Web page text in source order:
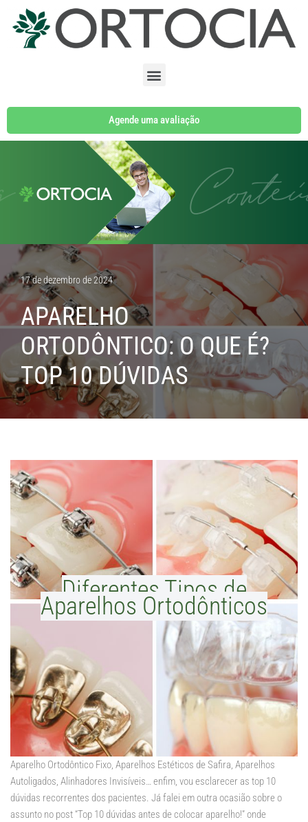
Pular
Agende uma avaliação
17 de dezembro de 2024
APARELHO
ORTODÔNTICO: O QUE É?
TOP 10 DÚVIDAS
Diferentes Tipos de
Aparelhos Ortodônticos
Aparelho Ortodôntico Fixo, Aparelhos Estéticos de Safira, Aparelhos
Autoligados, Alinhadores Invisíveis… enfim, vou esclarecer as top 10
dúvidas recorrentes dos pacientes. Já falei em outra ocasião sobre o
assunto no post “Top 10 dúvidas antes de colocar aparelho!” onde